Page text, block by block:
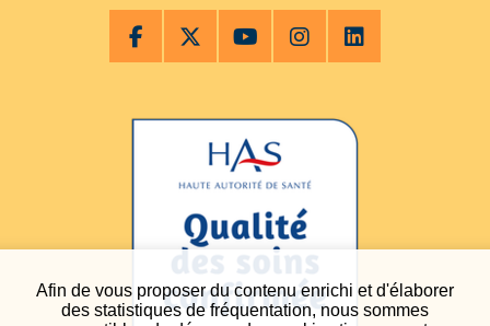
Afin de vous proposer du contenu enrichi et d'élaborer
des statistiques de fréquentation, nous sommes